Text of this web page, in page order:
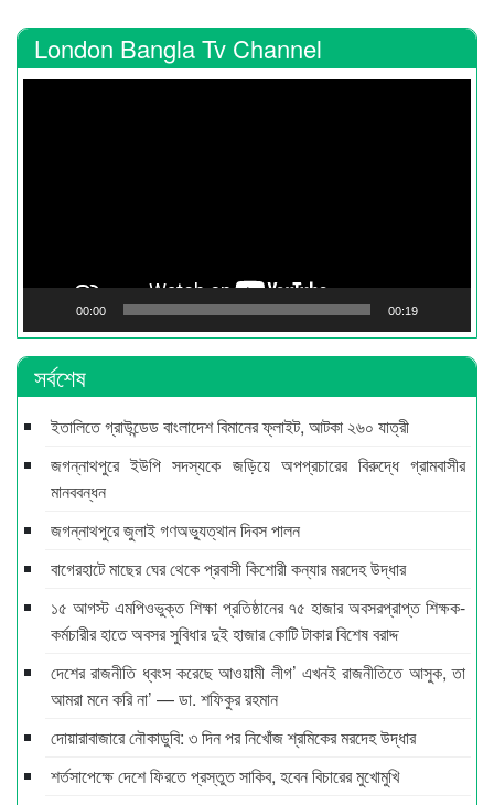
London Bangla Tv Channel
00:00 00:19
সর্বশেষ
ইতালিতে গ্রাউন্ডেড বাংলাদেশ বিমানের ফ্লাইট, আটকা ২৬০ যাত্রী
জগন্নাথপুরে ইউপি সদস্যকে জড়িয়ে অপপ্রচারের বিরুদ্ধে গ্রামবাসীর
মানববন্ধন
জগন্নাথপুরে জুলাই গণঅভ্যুত্থান দিবস পালন
বাগেরহাটে মাছের ঘের থেকে প্রবাসী কিশোরী কন্যার মরদেহ উদ্ধার
১৫ আগস্ট এমপিওভুক্ত শিক্ষা প্রতিষ্ঠানের ৭৫ হাজার অবসরপ্রাপ্ত শিক্ষক-
কর্মচারীর হাতে অবসর সুবিধার দুই হাজার কোটি টাকার বিশেষ বরাদ্দ
দেশের রাজনীতি ধ্বংস করেছে আওয়ামী লীগ’ এখনই রাজনীতিতে আসুক, তা
আমরা মনে করি না’ — ডা. শফিকুর রহমান
দোয়ারাবাজারে নৌকাডুবি: ৩ দিন পর নিখোঁজ শ্রমিকের মরদেহ উদ্ধার
শর্তসাপেক্ষে দেশে ফিরতে প্রস্তুত সাকিব, হবেন বিচারের মুখোমুখি